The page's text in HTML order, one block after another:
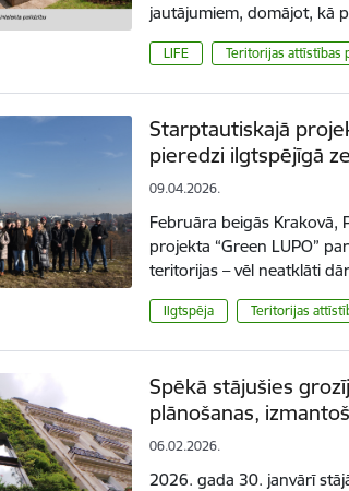
jautājumiem, domājot, kā
LIFE Teritorijas attīstības
Starptautiskajā
pieredzi ilgtspējīgā
09.04.2026.
Februāra beigās Krakovā,
projekta “Green LUPO”
teritorijas – vēl neatklāti
Ilgtspēja Teritorijas
Spēkā stājušies
plānošanas,
06.02.2026.
2026. gada 30. janvārī